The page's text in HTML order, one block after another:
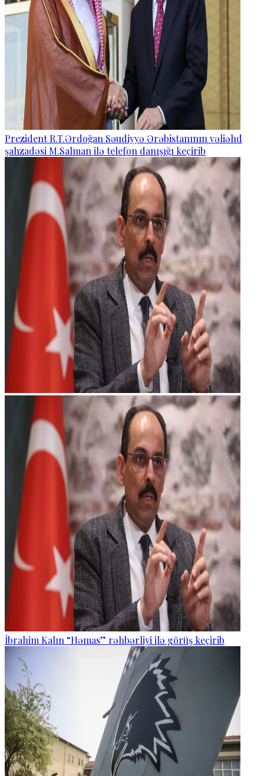
Prezident R.T.Ərdoğan Səudiyyə Ərəbistanının vəliəhd
şahzadəsi M.Salman ilə telefon danışığı keçirib
İbrahim Kalın “Həmas” rəhbərliyi ilə görüş keçirib